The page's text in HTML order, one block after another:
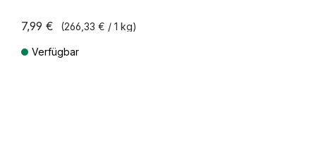
7,99 € (266,33 € / 1 kg)
Verfügbar